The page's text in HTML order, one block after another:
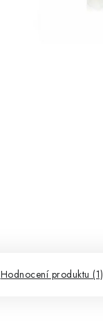
Hodnocení produktu (1)